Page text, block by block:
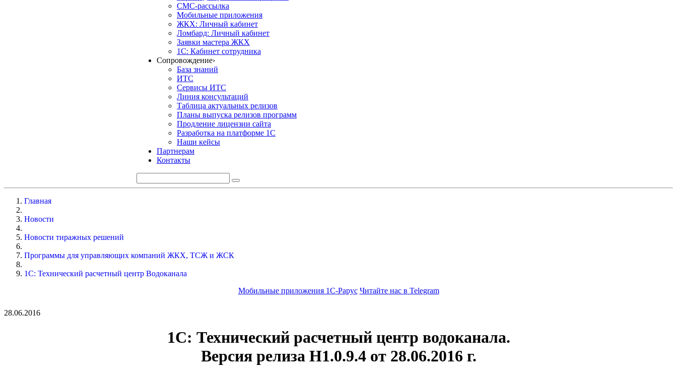
СМС-рассылка
Мобильные приложения
ЖКХ: Личный кабинет
Ломбард: Личный кабинет
Заявки мастера ЖКХ
1С: Кабинет сотрудника
Сопровождение›
База знаний
ИТС
Сервисы ИТС
Линия консультаций
Таблица актуальных релизов
Планы выпуска релизов программ
Продление лицензии сайта
Разработка на платформе 1С
Наши кейсы
Партнерам
Контакты
Главная
Новости
Новости тиражных решений
Программы для управляющих компаний ЖКХ, ТСЖ и ЖСК
1С: Технический расчетный центр Водоканала
Мобильные приложения 1С-Рарус Читайте нас в Telegram
28.06.2016
1С: Технический расчетный центр водоканала.
Версия релиза Н1.0.9.4 от 28.06.2016 г.